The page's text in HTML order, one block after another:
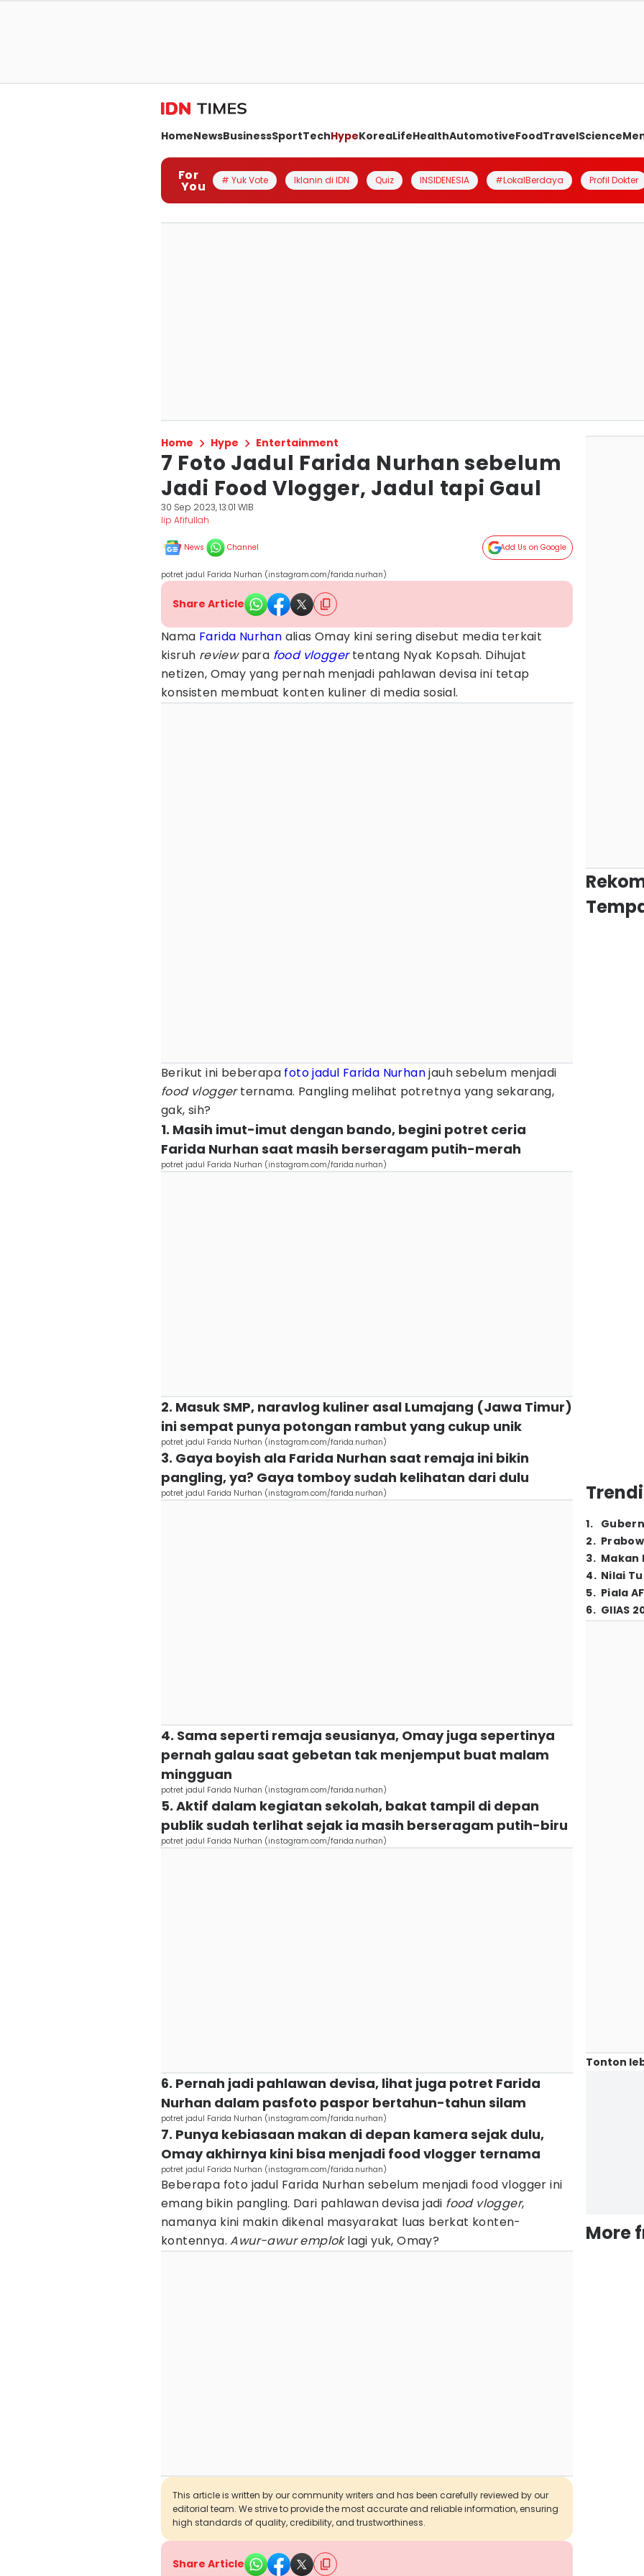
HomeNewsBusinessSportTechHypeKoreaLifeHealthAutomotiveFoodTravelScience
For
You # Yuk Vote Iklanin di IDN Quiz INSIDENESIA #LokalBerdaya Profil Dokter
Home Hype Entertainment
7 Foto Jadul Farida Nurhan sebelum
Jadi Food Vlogger, Jadul tapi Gaul
30 Sep 2023, 13:01 WIB
Iip Afifullah
News Channel Add Us on Google
potret jadul Farida Nurhan (instagram.com/farida.nurhan)
Share Article
Nama Farida Nurhan alias Omay kini sering disebut media terkait
kisruh reviewpara food vloggertentang Nyak Kopsah. Dihujat
netizen, Omay yang pernah menjadi pahlawan devisa ini tetap
konsisten membuat konten kuliner di media sosial.
Berikut ini beberapa foto jadul Farida Nurhanjauh sebelum menjadi
food vloggerternama. Pangling melihat potretnya yang sekarang,
gak, sih?
1. Masih imut-imut dengan bando, begini potret ceria
Farida Nurhan saat masih berseragam putih-merah
potret jadul Farida Nurhan (instagram.com/farida.nurhan)
2. Masuk SMP, naravlog kuliner asal Lumajang (Jawa Timur)
ini sempat punya potongan rambut yang cukup unik
potret jadul Farida Nurhan (instagram.com/farida.nurhan)
3. Gaya boyish ala Farida Nurhan saat remaja ini bikin
pangling, ya? Gaya tomboy sudah kelihatan dari dulu
potret jadul Farida Nurhan (instagram.com/farida.nurhan)
4. Sama seperti remaja seusianya, Omay juga sepertinya
pernah galau saat gebetan tak menjemput buat malam
mingguan
potret jadul Farida Nurhan (instagram.com/farida.nurhan)
5. Aktif dalam kegiatan sekolah, bakat tampil di depan
publik sudah terlihat sejak ia masih berseragam putih-biru
potret jadul Farida Nurhan (instagram.com/farida.nurhan)
6. Pernah jadi pahlawan devisa, lihat juga potret Farida
Nurhan dalam pasfoto paspor bertahun-tahun silam
potret jadul Farida Nurhan (instagram.com/farida.nurhan)
7. Punya kebiasaan makan di depan kamera sejak dulu,
Omay akhirnya kini bisa menjadi food vlogger ternama
potret jadul Farida Nurhan (instagram.com/farida.nurhan)
Beberapa foto jadul Farida Nurhan sebelum menjadi food vlogger ini
emang bikin pangling. Dari pahlawan devisa jadi food vlogger,
namanya kini makin dikenal masyarakat luas berkat konten-
kontennya.Awur-awur emploklagi yuk, Omay?
This article is written by our community writers and has been carefully reviewed by our
editorial team. We strive to provide the most accurate and reliable information, ensuring
high standards of quality, credibility, and trustworthiness.
Share Article
1.
2.
3. Makan
4. Nilai
5. Piala
6. GIIAS
Tonton
More